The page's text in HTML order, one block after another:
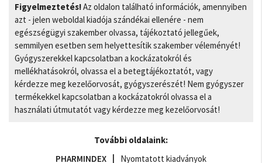
Figyelmeztetés!Az oldalon található információk, amennyiben
azt - jelen weboldal kiadója szándékai ellenére - nem
egészségügyi szakember olvassa, tájékoztató jellegűek,
semmilyen esetben sem helyettesítik szakember véleményét!
Gyógyszerekkel kapcsolatban a kockázatokról és
mellékhatásokról, olvassa el a betegtájékoztatót, vagy
kérdezze meg kezelőorvosát, gyógyszerészét! Nem gyógyszer
termékekkel kapcsolatban a kockázatokról olvassa el a
használati útmutatót vagy kérdezze meg kezelőorvosát!
További oldalaink:
PHARMINDEX
Nyomtatott kiadványok